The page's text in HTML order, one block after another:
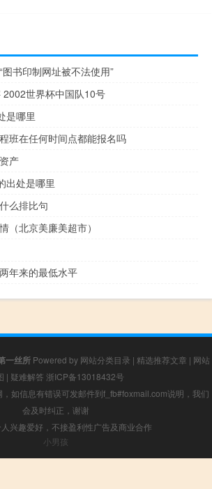
书印制网址被不法使用”
世界杯中国队10号
是哪里
班在任何时间点都能报名吗
产
出处是哪里
么排比句
（北京美廉美超市）
年来的最低水平
一丝所 Powered by 网站分类目录 | 精选推荐文章 | 网站
| 疑难解答 浙ICP备13018432号
如信息有错误可发邮件到f_fb#foxmail.com说明，我们
会及时纠正，谢谢
兴趣爱好，不接盈利性广告及商业合作
小男孩